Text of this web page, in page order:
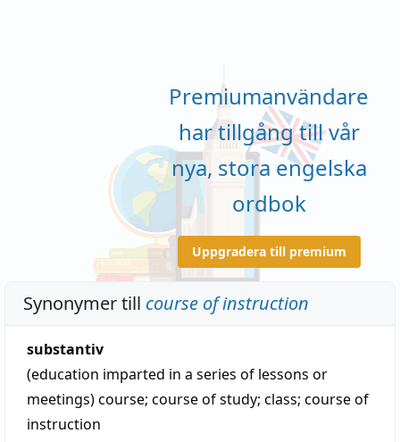
Premiumanvändare
har tillgång till vår
nya, stora engelska
ordbok
Uppgradera till premium
Synonymer till course of instruction
substantiv
(education imparted in a series of lessons or
meetings)course; course of study; class; course of
instruction